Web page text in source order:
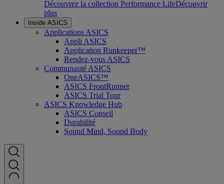
Découvrez la collection Performance LifeDécouvrir
plus
Inside ASICS
Applications ASICS
Appli ASICS
Application Runkeeper™
Rendez-vous ASICS
Communauté ASICS
OneASICS™
ASICS FrontRunner
ASICS Trial Tour
ASICS Knowledge Hub
ASICS Conseil
Durabilité
Sound Mind, Sound Body